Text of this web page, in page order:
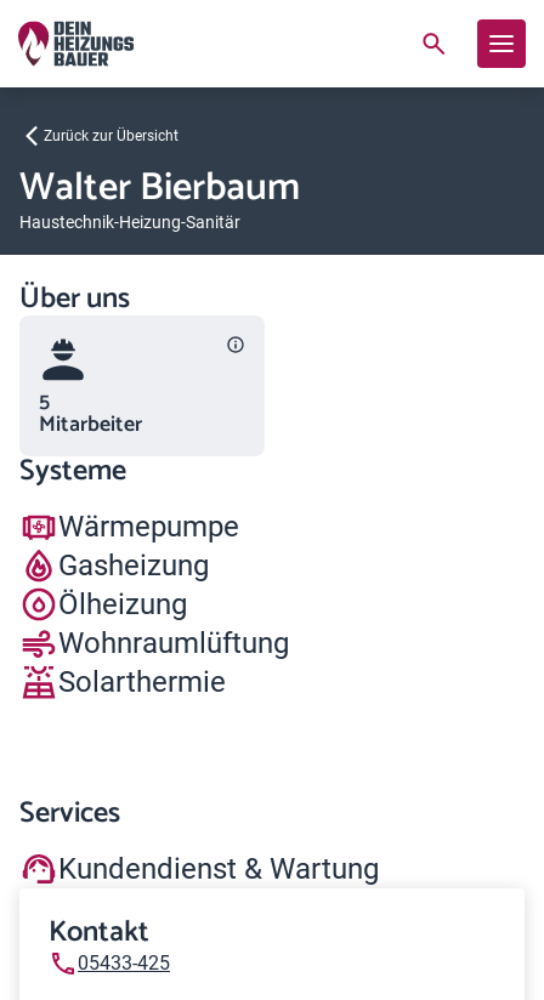
Zurück zur Übersicht
Walter Bierbaum
Haustechnik-Heizung-Sanitär
Über uns
5
Mitarbeiter
Systeme
Wärmepumpe
Gasheizung
Ölheizung
Wohnraumlüftung
Solarthermie
Services
Kundendienst & Wartung
Kontakt
05433-425